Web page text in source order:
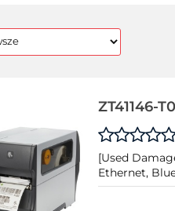
ZT41146-
[Used
Ethernet,